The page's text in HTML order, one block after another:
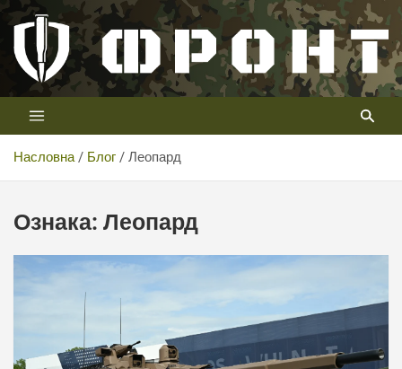
Скип
цонтент
Телевизија ФРОНТ
Први војни канал у Србији
Насловна Блог Леопард
Ознака: Леопард